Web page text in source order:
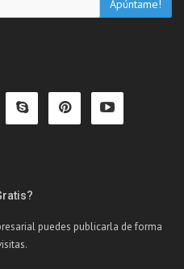
puedes publicarla de forma